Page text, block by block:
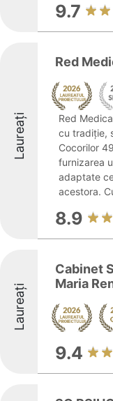
9.7
Laureați
Red
Red
cu tradiție,
Cocorilor
furnizarea
adaptate
acestora.
8.9
Laureați
Cabinet
Maria
9.4